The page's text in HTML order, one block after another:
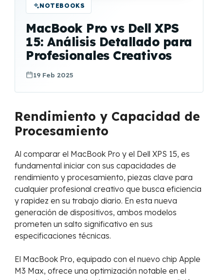
NOTEBOOKS
MacBook Pro vs Dell XPS
15: Análisis Detallado para
Profesionales Creativos
19 Feb 2025
Rendimiento y Capacidad de
Procesamiento
Al comparar el MacBook Pro y el Dell XPS 15, es
fundamental iniciar con sus capacidades de
rendimiento y procesamiento, piezas clave para
cualquier profesional creativo que busca eficiencia
y rapidez en su trabajo diario. En esta nueva
generación de dispositivos, ambos modelos
prometen un salto significativo en sus
especificaciones técnicas.
El MacBook Pro, equipado con el nuevo chip Apple
M3 Max, ofrece una optimización notable en el